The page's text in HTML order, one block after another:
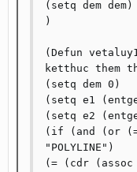
(setq dem dem)
)
(Defun
ketthuc them
(setq dem 0)
(setq e1
(setq e2
(if (and (or
"POLYLINE")
(= (cdr